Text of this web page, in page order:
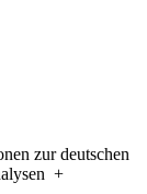
zur deutschen
+